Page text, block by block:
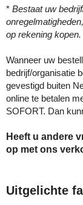
Snoepgoed
Vrije tijd,
Hydro Flask
Kambukka
Lipton
Marvin's
Winter
* Bestaat uw
op rekening kopen.
Wanneer uw
bedrijf/organisatie
gevestigd buiten
online te betalen
SOFORT. Dan
Heeft u andere
op met ons
Uitgelichte